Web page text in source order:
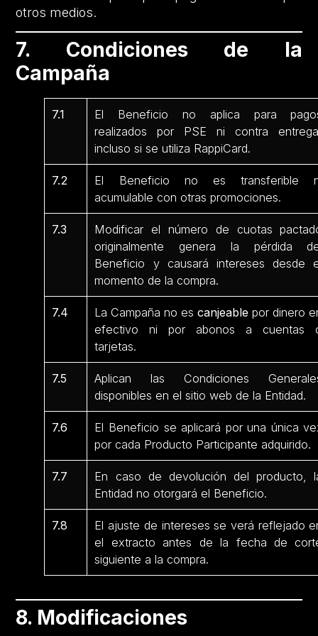
otros medios.
7. Condiciones de la
Campaña
7.1
El Beneficio no aplica para
realizados por PSE ni contra
incluso si se utiliza RappiCard.
7.2
El Beneficio no es transferible
acumulable con otras promociones.
7.3
Modificar el número de cuotas
originalmente genera la pérdida
Beneficio y causará intereses desde
momento de la compra.
7.4 La Campaña no escanjeable por dinero
efectivo ni por abonos a cuentas
tarjetas.
7.5
Aplican las Condiciones
disponibles en el sitio web de la Entidad.
7.6
El Beneficio se aplicará por una única
por cada Producto Participante adquirido.
7.7
En caso de devolución del producto,
Entidad no otorgará el Beneficio.
7.8
El ajuste de intereses se verá reflejado
el extracto antes de la fecha de
siguiente a la compra.
8. Modificaciones